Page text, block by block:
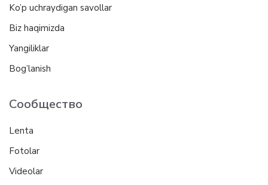
Ko’p uchraydigan savollar
Biz haqimizda
Yangiliklar
Bog’lanish
Сообщество
Lenta
Fotolar
Videolar